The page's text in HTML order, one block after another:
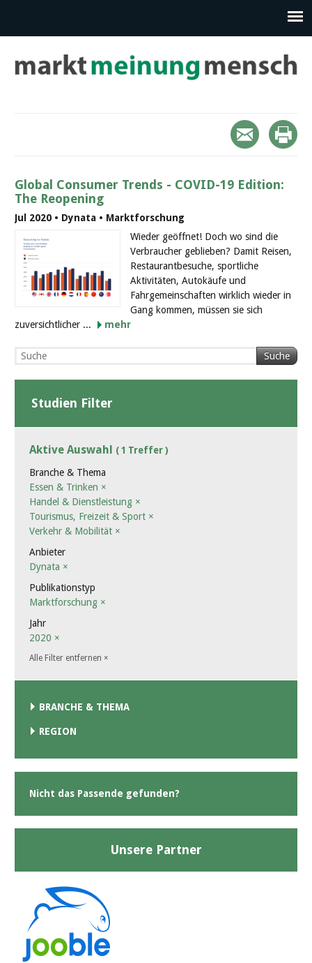
Global Consumer Trends - COVID-19 Edition:
The Reopening
Jul 2020 • Dynata • Marktforschung
Wieder geöffnet! Doch wo sind die
Verbraucher geblieben? Damit Reisen,
Restaurantbesuche, sportliche
Aktivitäten, Autokäufe und
Fahrgemeinschaften wirklich wieder in
Gang kommen, müssen sie sich
zuversichtlicher ...
mehr
Suche
Studien Filter
Aktive Auswahl ( 1 Treffer )
Branche & Thema
Essen & Trinken ×
Handel & Dienstleistung ×
Tourismus, Freizeit & Sport ×
Verkehr & Mobilität ×
Anbieter
Dynata ×
Publikationstyp
Marktforschung ×
Jahr
2020 ×
Alle Filter entfernen ×
BRANCHE & THEMA
REGION
Nicht das Passende gefunden?
Unsere Partner